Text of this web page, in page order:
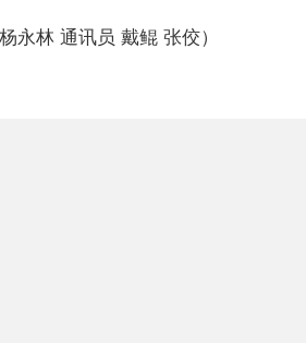
永林 通讯员 戴鲲 张佼）